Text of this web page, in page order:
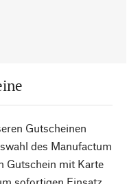
Gutscheinen
des Manufactum
Gutschein mit Karte